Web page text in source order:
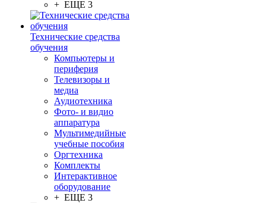
+ ЕЩЕ 3
Технические средства
обучения
Компьютеры и
периферия
Телевизоры и
медиа
Аудиотехника
Фото- и видио
аппаратура
Мультимедийные
учебные пособия
Оргтехника
Комплекты
Интерактивное
оборудование
+ ЕЩЕ 3